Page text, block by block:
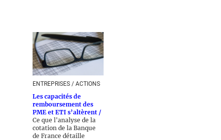
ENTREPRISES / ACTIONS
Les capacités de
remboursement des
PME et ETI s’altèrent /
Ce que l'analyse de la
cotation de la Banque
de France détaille